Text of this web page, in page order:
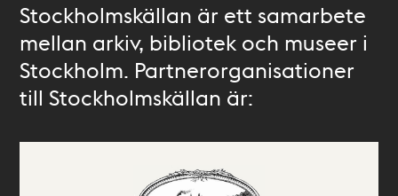
Stockholmskällan är ett samarbete
mellan arkiv, bibliotek och museer i
Stockholm. Partnerorganisationer
till Stockholmskällan är: